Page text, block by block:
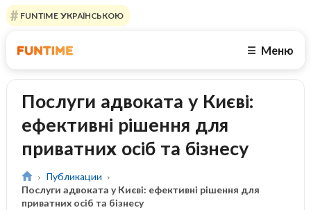
FUNTIME УКРАЇНСЬКОЮ
☰ Меню
Послуги адвоката у Києві:
ефективні рішення для
приватних осіб та бізнесу
Публикации
Послуги адвоката у Києві: ефективні рішення для
приватних осіб та бізнесу